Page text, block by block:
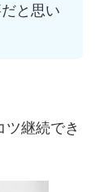
と思い
継続でき